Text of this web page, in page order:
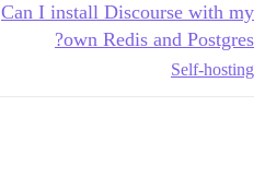
Can I install Discourse with my
own Redis and Postgres?
Self-hosting